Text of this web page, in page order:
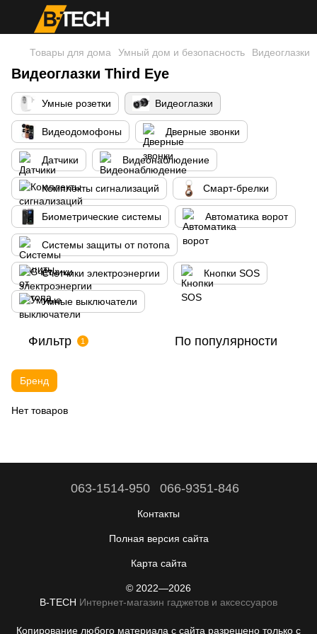
Товары для дома Умный дом и безопасность Видеоглазки
Видеоглазки Third Eye
Умные розетки Видеоглазки
Видеодомофоны Дверные звонки
Датчики Видеонаблюдение
Комплекты сигнализаций Смарт-брелки
Биометрические системы Автоматика ворот
Системы защиты от потопа
Счётчики электроэнергии Кнопки SOS
Умные выключатели
Фильтр 1 По популярности
Бренд
Нет товаров
063-1514-950 066-9351-846
Контакты
Полная версия сайта
Карта сайта
© 2022—2026
B-TECH Интернет-магазин гаджетов и аксессуаров
Копирование любого материала с сайта разрешено только с